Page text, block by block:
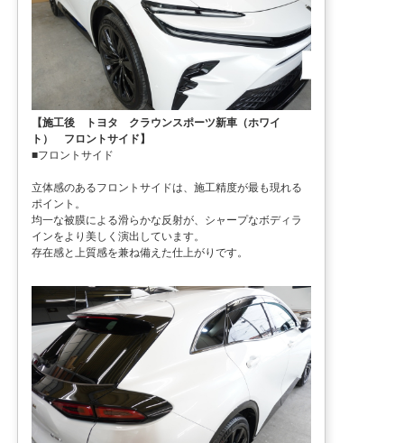
【施工後 トヨタ クラウンスポーツ新車（ホワイ
ト） フロントサイド】
■フロントサイド
立体感のあるフロントサイドは、施工精度が最も現れる
ポイント。
均一な被膜による滑らかな反射が、シャープなボディラ
インをより美しく演出しています。
存在感と上質感を兼ね備えた仕上がりです。